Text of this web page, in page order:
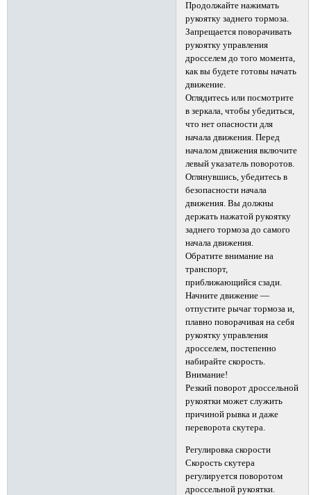
Продолжайте нажимать
рукоятку заднего тормоза.
Запрещается поворачивать
рукоятку управления
дросселем до того момента,
как вы будете готовы начать
движение.
Оглядитесь или посмотрите
в зеркала, чтобы убедиться,
что нет опасности для
начала движения. Перед
началом движения включите
левый указатель поворотов.
Оглянувшись, убедитесь в
безопасности начала
движения. Вы должны
держать нажатой рукоятку
заднего тормоза до самого
начала движения.
Обратите внимание на
транспорт,
приближающийся сзади.
Начните движение —
отпустите рычаг тормоза и,
плавно поворачивая на себя
рукоятку управления
дросселем, постепенно
набирайте скорость.
Внимание!
Резкий поворот дроссельной
рукоятки может служить
причиной рывка и даже
переворота скутера.
Регулировка скорости
Скорость скутера
регулируется поворотом
дроссельной рукоятки.